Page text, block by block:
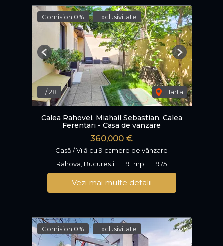
Comision 0% Exclusivitate
1 /28 Harta
Previous Next
Calea Rahovei, Miahail Sebastian, Calea
Ferentari - Casa de vanzare
360,000 €
Casă / Vilă cu 9 camere de vânzare
Rahova, Bucuresti
191 mp 1975
Vezi mai multe detalii
Comision 0% Exclusivitate